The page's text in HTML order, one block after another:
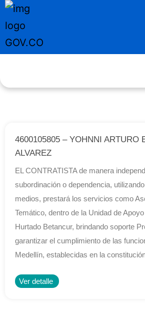
4600105805 – YOHNNI ARTURO
ALVAREZ
EL CONTRATISTA de manera
subordinación o dependencia,
medios, prestará los servicios como
Temático, dentro de la Unidad de
Hurtado Betancur, brindando soporte
garantizar el cumplimiento de las
Medellín, establecidas en la
Ver detalle